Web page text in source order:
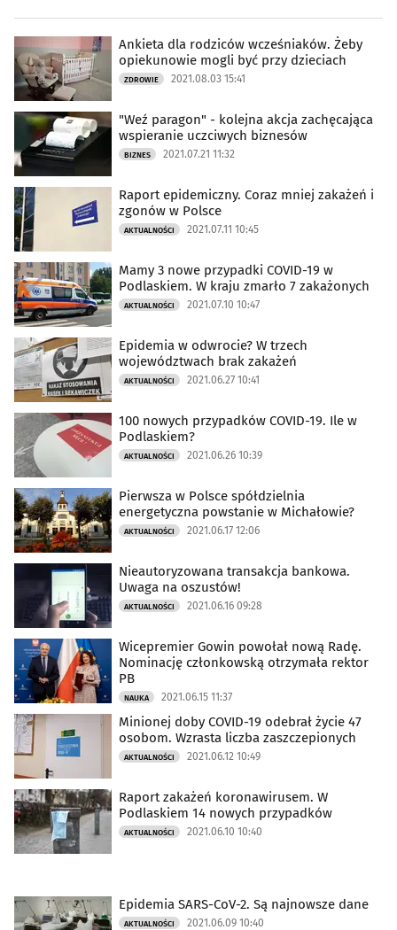
Ankieta dla rodziców wcześniaków. Żeby
opiekunowie mogli być przy dzieciach
ZDROWIE 2021.08.03 15:41
"Weź paragon" - kolejna akcja zachęcająca
wspieranie uczciwych biznesów
BIZNES 2021.07.21 11:32
Raport epidemiczny. Coraz mniej zakażeń i
zgonów w Polsce
AKTUALNOŚCI 2021.07.11 10:45
Mamy 3 nowe przypadki COVID-19 w
Podlaskiem. W kraju zmarło 7 zakażonych
AKTUALNOŚCI 2021.07.10 10:47
Epidemia w odwrocie? W trzech
województwach brak zakażeń
AKTUALNOŚCI 2021.06.27 10:41
100 nowych przypadków COVID-19. Ile w
Podlaskiem?
AKTUALNOŚCI 2021.06.26 10:39
Pierwsza w Polsce spółdzielnia
energetyczna powstanie w Michałowie?
AKTUALNOŚCI 2021.06.17 12:06
Nieautoryzowana transakcja bankowa.
Uwaga na oszustów!
AKTUALNOŚCI 2021.06.16 09:28
Wicepremier Gowin powołał nową Radę.
Nominację członkowską otrzymała rektor
PB
NAUKA 2021.06.15 11:37
Minionej doby COVID-19 odebrał życie 47
osobom. Wzrasta liczba zaszczepionych
AKTUALNOŚCI 2021.06.12 10:49
Raport zakażeń koronawirusem. W
Podlaskiem 14 nowych przypadków
AKTUALNOŚCI 2021.06.10 10:40
Epidemia SARS-CoV-2. Są najnowsze dane
AKTUALNOŚCI 2021.06.09 10:40